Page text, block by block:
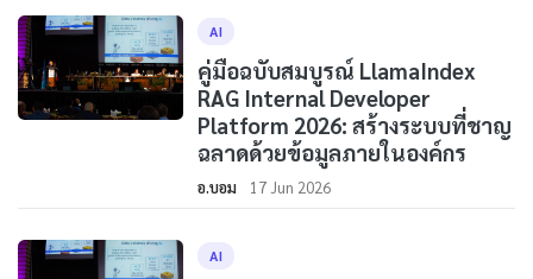
AI
คู่มือฉบับสมบูรณ์ LlamaIndex
RAG Internal Developer
Platform 2026: สร้างระบบที่ชาญ
ฉลาดด้วยข้อมูลภายในองค์กร
อ.บอม 17 Jun 2026
AI